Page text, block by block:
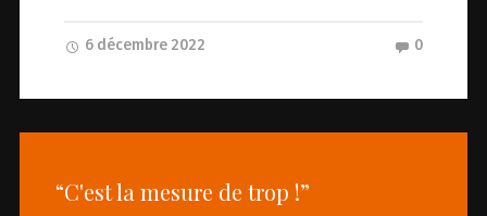
6 décembre 2022 0
“C'est la mesure de trop !”